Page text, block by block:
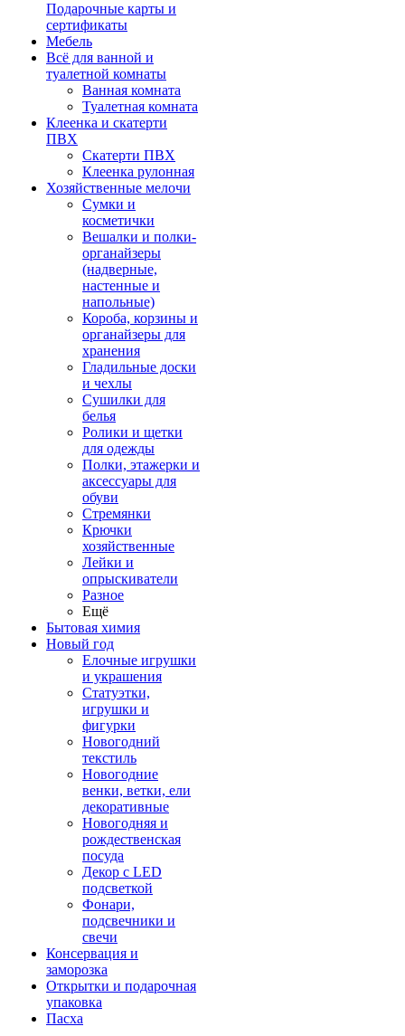
Подарочные карты и
сертификаты
Мебель
Всё для ванной и
туалетной комнаты
Ванная комната
Туалетная комната
Клеенка и скатерти
ПВХ
Скатерти ПВХ
Клеенка рулонная
Хозяйственные мелочи
Сумки и
косметички
Вешалки и полки-
органайзеры
(надверные,
настенные и
напольные)
Короба, корзины и
органайзеры для
хранения
Гладильные доски
и чехлы
Сушилки для
белья
Ролики и щетки
для одежды
Полки, этажерки и
аксессуары для
обуви
Стремянки
Крючки
хозяйственные
Лейки и
опрыскиватели
Разное
Ещё
Бытовая химия
Новый год
Елочные игрушки
и украшения
Статуэтки,
игрушки и
фигурки
Новогодний
текстиль
Новогодние
венки, ветки, ели
декоративные
Новогодняя и
рождественская
посуда
Декор с LED
подсветкой
Фонари,
подсвечники и
свечи
Консервация и
заморозка
Открытки и подарочная
упаковка
Пасха